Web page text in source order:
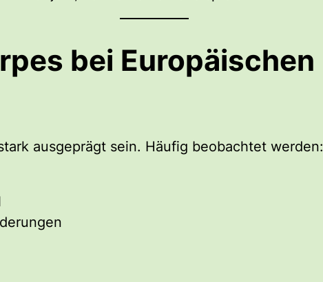
bei Europäischen
ausgeprägt sein. Häufig beobachtet werden: